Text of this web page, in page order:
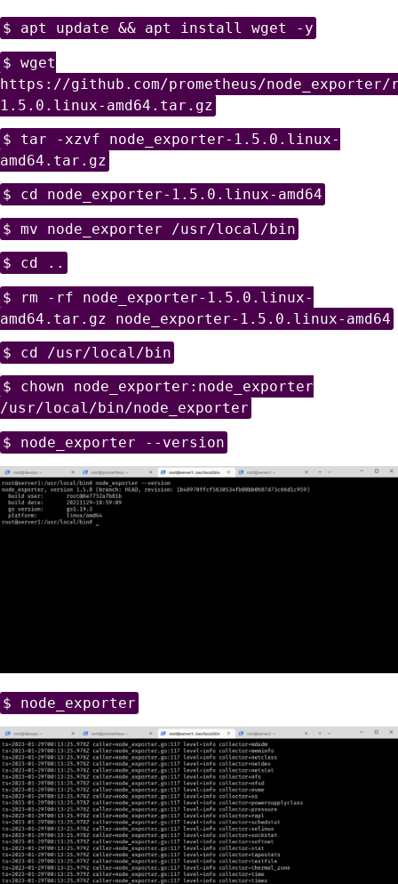
$ apt update && apt install wget -y
$ wget
https://github.com/prometheus/
1.5.0.linux-amd64.tar.gz
$ tar -xzvf node_exporter-1.5.0.linux-
amd64.tar.gz
$ cd node_exporter-1.5.0.linux-amd64
$ mv node_exporter /usr/local/bin
$ cd ..
$ rm -rf node_exporter-1.5.0.linux-
amd64.tar.gz node_exporter-1.5.0.linux-amd64
$ cd /usr/local/bin
$ chown node_exporter:node_exporter
/usr/local/bin/node_exporter
$ node_exporter --version
$ node_exporter